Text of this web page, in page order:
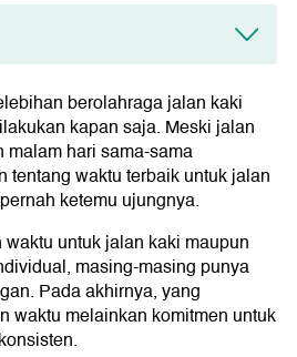
jalan kaki di malam hari?
berolahraga jalan kaki
kapan saja. Meski jalan
hari sama-sama
tentang waktu terbaik untuk jalan
ketemu ujungnya.
untuk jalan kaki maupun
masing-masing punya
Pada akhirnya, yang
waktu melainkan komitmen untuk